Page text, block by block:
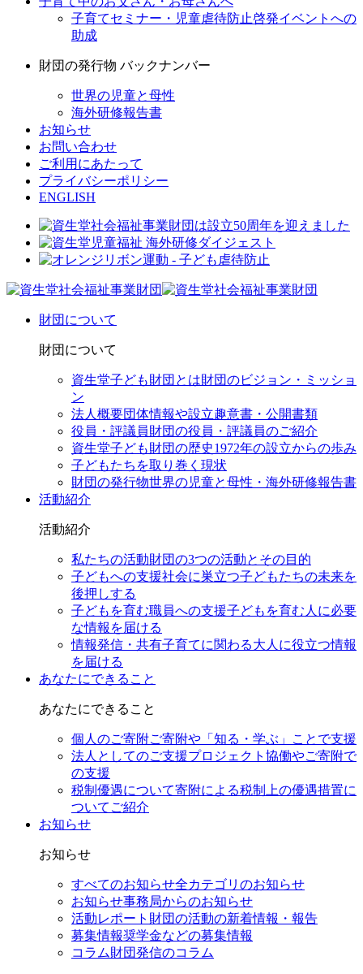
子育てセミナー・児童虐待防止啓発イベントへの
助成
財団の発行物 バックナンバー
世界の児童と母性
海外研修報告書
お知らせ
お問い合わせ
ご利用にあたって
プライバシーポリシー
ENGLISH
財団について
財団について
資生堂子ども財団とは財団のビジョン・ミッショ
ン
法人概要団体情報や設立趣意書・公開書類
役員・評議員財団の役員・評議員のご紹介
資生堂子ども財団の歴史1972年の設立からの歩み
子どもたちを取り巻く現状
財団の発行物世界の児童と母性・海外研修報告書
活動紹介
活動紹介
私たちの活動財団の3つの活動とその目的
子どもへの支援社会に巣立つ子どもたちの未来を
後押しする
子どもを育む職員への支援子どもを育む人に必要
な情報を届ける
情報発信・共有子育てに関わる大人に役立つ情報
を届ける
あなたにできること
あなたにできること
個人のご寄附ご寄附や「知る・学ぶ」ことで支援
法人としてのご支援プロジェクト協働やご寄附で
の支援
税制優遇について寄附による税制上の優遇措置に
ついてご紹介
お知らせ
お知らせ
すべてのお知らせ全カテゴリのお知らせ
お知らせ事務局からのお知らせ
活動レポート 財団の活動の新着情報・報告
募集情報奨学金などの募集情報
コラム財団発信のコラム